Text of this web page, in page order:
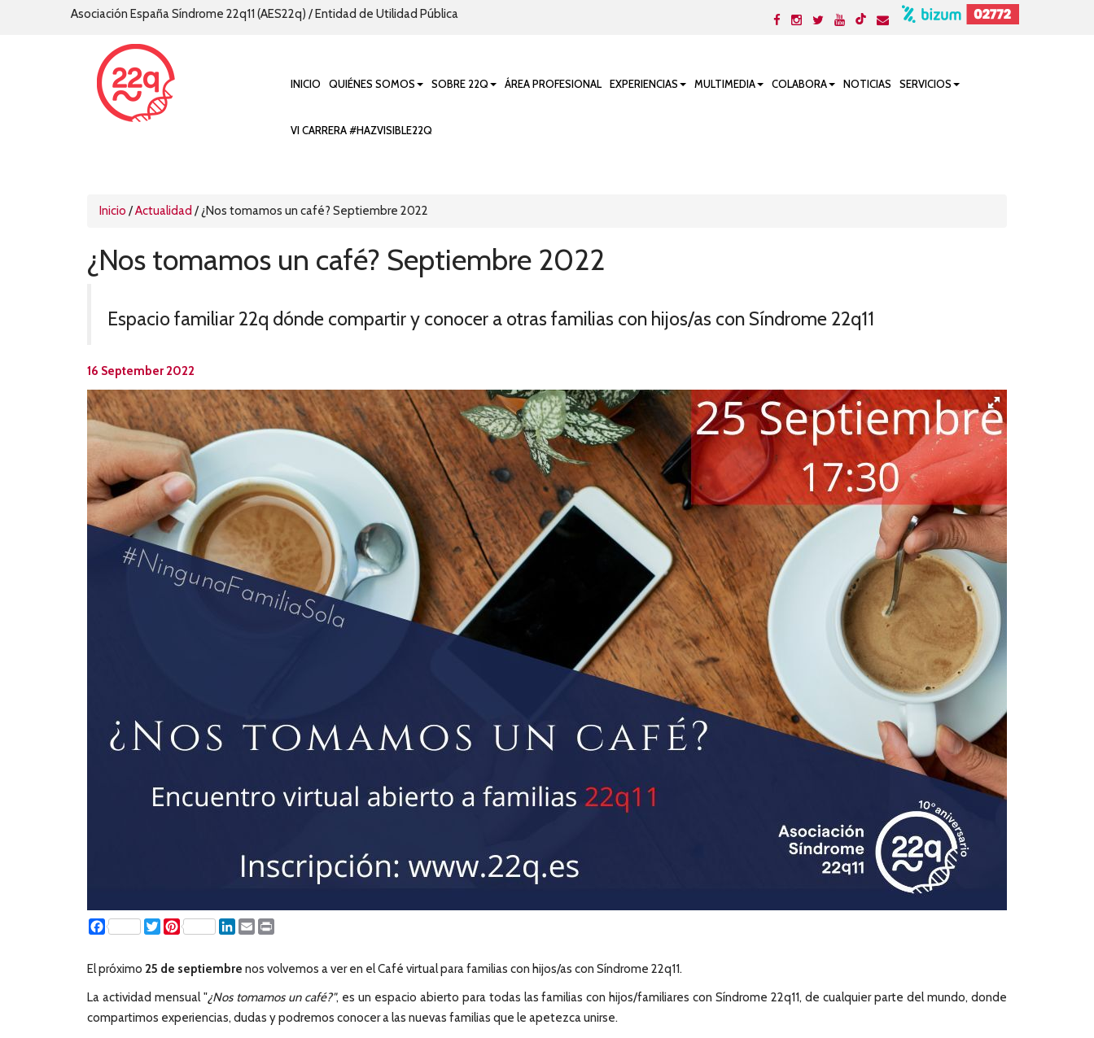
Asociación España Síndrome 22q11 (AES22q) / Entidad de Utilidad Pública
INICIO QUIÉNES SOMOS SOBRE 22Q ÁREA PROFESIONAL EXPERIENCIAS MULTIMEDIA COLABORA NOTICIAS SERVICIOS
VI CARRERA #HAZVISIBLE22Q
Inicio /Actualidad /¿Nos tomamos un café? Septiembre 2022
¿Nos tomamos un café? Septiembre 2022
Espacio familiar 22q dónde compartir y conocer a otras familias con hijos/as con Síndrome 22q11
16 September 2022
Facebook TwitterPinterest LinkedIn
Email
El próximo 25 de septiembre nos volvemos a ver en el Café virtual para familias con hijos/as con Síndrome 22q11.
La actividad mensual "¿Nos tomamos un café?", es un espacio abierto para todas las familias con hijos/familiares con Síndrome 22q11, de cualquier parte del mundo, donde
compartimos experiencias, dudas y podremos conocer a las nuevas familias que le apetezca unirse.